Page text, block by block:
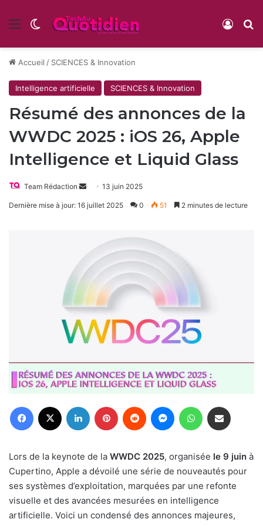
Menu Switch skin
Accueil / SCIENCES & Innovation
Intelligence artificielle SCIENCES & Innovation
Résumé des annonces de la
WWDC 2025 : iOS 26, Apple
Intelligence et Liquid Glass
Team Rédaction
Envoyer13 juin 2025
Dernière mise à jour: 16 juillet 2025 0 51 2 minutes de lecture
Facebook Linkedin Pinterest Reddit MessengerWhatsApp
Lors de la keynote de la WWDC 2025, organisée le 9 juin à
Cupertino, Apple a dévoilé une série de nouveautés pour
ses systèmes d’exploitation, marquées par une refonte
visuelle et des avancées mesurées en intelligence
artificielle. Voici un condensé des annonces majeures,